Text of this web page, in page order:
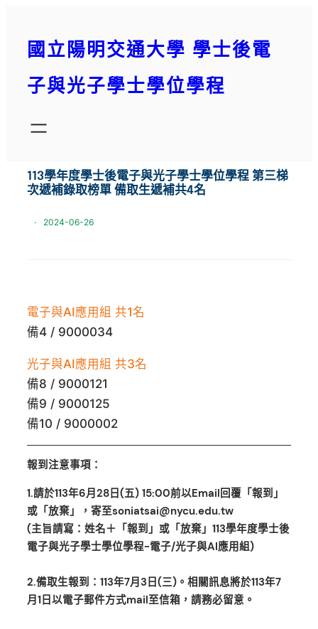
國立陽明交通大學 學士後電
子與光子學士學位學程
113學年度學士後電子與光子學士學位學程 第三梯
次遞補錄取榜單 備取生遞補共4名
· 2024-06-26
電子與AI應用組 共1名
備4 / 9000034
光子與AI應用組 共3名
備8 / 9000121
備9 / 9000125
備10 / 9000002
報到注意事項：
1.請於113年6月28日(五) 15:00前以Email回覆「報到」
或「放棄」，寄至soniatsai@nycu.edu.tw
(主旨請寫：姓名＋「報到」或「放棄」113學年度學士後
電子與光子學士學位學程-電子/光子與AI應用組)
2.備取生報到：113年7月3日(三)。相關訊息將於113年7
月1日以電子郵件方式mail至信箱，請務必留意。